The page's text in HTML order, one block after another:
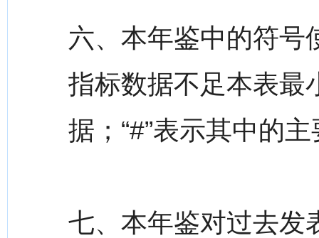
六、本年鉴中的符号
指标数据不足本表最
据；“#”表示其中的
七、本年鉴对过去发